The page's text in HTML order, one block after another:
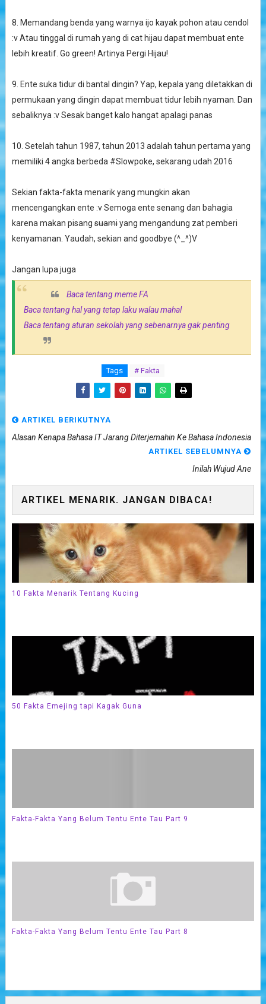
8. Memandang benda yang warnya ijo kayak pohon atau cendol
:v Atau tinggal di rumah yang di cat hijau dapat membuat ente
lebih kreatif. Go green! Artinya Pergi Hijau!
9. Ente suka tidur di bantal dingin? Yap, kepala yang diletakkan di
permukaan yang dingin dapat membuat tidur lebih nyaman. Dan
sebaliknya :v Sesak banget kalo hangat apalagi panas
10. Setelah tahun 1987, tahun 2013 adalah tahun pertama yang
memiliki 4 angka berbeda #Slowpoke, sekarang udah 2016
Sekian fakta-fakta menarik yang mungkin akan
mencengangkan ente :v Semoga ente senang dan bahagia
karena makan pisang suamiyang mengandung zat pemberi
kenyamanan. Yaudah, sekian and goodbye (^_^)V
Jangan lupa juga
Baca tentang meme FA
Baca tentang hal yang tetap laku walau mahal
Baca tentang aturan sekolah yang sebenarnya gak penting
Tags # Fakta
ARTIKEL BERIKUTNYA
Alasan Kenapa Bahasa IT Jarang Diterjemahin Ke Bahasa Indonesia
ARTIKEL SEBELUMNYA
Inilah Wujud Ane
ARTIKEL MENARIK. JANGAN DIBACA!
10 Fakta Menarik Tentang Kucing
50 Fakta Emejing tapi Kagak Guna
Fakta-Fakta Yang Belum Tentu Ente Tau Part 9
Fakta-Fakta Yang Belum Tentu Ente Tau Part 8